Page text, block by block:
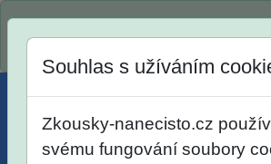
Souhlas s užíváním
Zkousky-nanecisto.cz
svému fungování soubory